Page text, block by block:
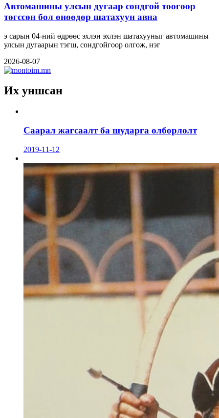
Автомашины улсын дугаар сондгой тоогоор
төгссөн бол өнөөдөр шатахуун авна
э сарын 04-ний өдрөөс эхлэн эхлэн шатахууныг автомашины
улсын дугаарын тэгш, сондгойгоор олгож, нэг
2026-08-07
Их уншсан
Саарал жагсаалт ба шударга олборлолт
2019-11-12